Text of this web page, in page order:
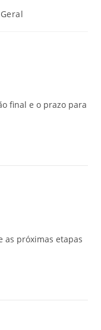
Geral
final e o prazo para
as próximas etapas